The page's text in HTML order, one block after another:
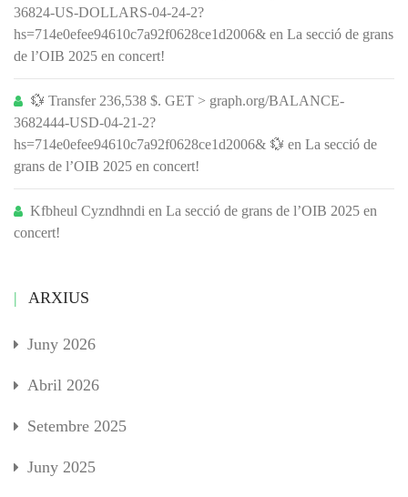
36824-US-DOLLARS-04-24-2?
hs=714e0efee94610c7a92f0628ce1d2006& en La secció de grans
de l’OIB 2025 en concert!
💱 Transfer 236,538 $. GET > graph.org/BALANCE-
3682444-USD-04-21-2?
hs=714e0efee94610c7a92f0628ce1d2006& 💱 en La secció de
grans de l’OIB 2025 en concert!
Kfbheul Cyzndhndi en La secció de grans de l’OIB 2025 en
concert!
ARXIUS
Juny 2026
Abril 2026
Setembre 2025
Juny 2025